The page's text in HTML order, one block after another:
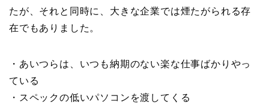
たが、それと同時に、大きな企業では煙たがられる存
在でもありました。
・あいつらは、いつも納期のない楽な仕事ばかりやっ
ている
・スペックの低いパソコンを渡してくる